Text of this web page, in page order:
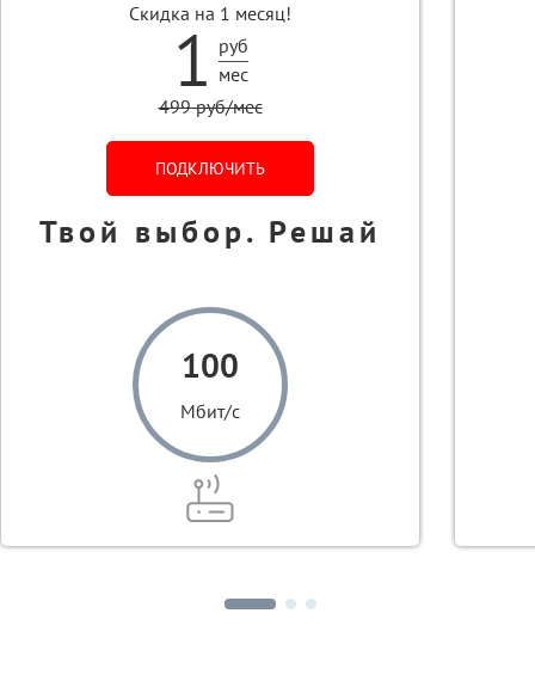
Скидка на 1 месяц!
1 руб
мес
499 руб/мес
ПОДКЛЮЧИТЬ
Твой выбор. Решай
100
Мбит/с